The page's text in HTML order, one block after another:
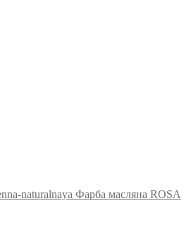
Фарба масляна ROSA